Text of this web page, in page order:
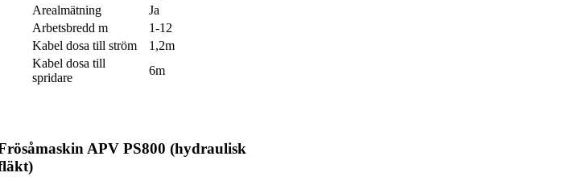
Arealmätning
Ja
Arbetsbredd m
1-12
Kabel dosa till ström
1,2m
Kabel dosa till
spridare
6m
APV PS800 (hydraulisk